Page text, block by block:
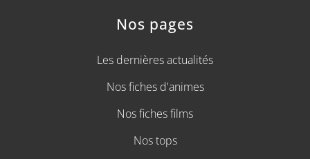
Nos pages
Les dernières actualités
Nos fiches d'animes
Nos fiches films
Nos tops